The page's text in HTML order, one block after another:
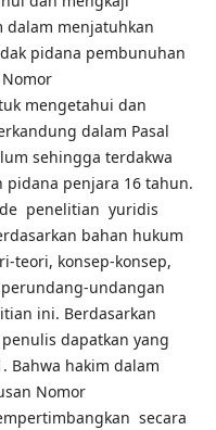
dalam menjatuhkan
pidana pembunuhan
mengetahui dan
dalam Pasal
sehingga terdakwa
penjara 16 tahun.
penelitian yuridis
bahan hukum
teori, konsep-konsep,
undangan
ini. Berdasarkan
dapatkan yang
Bahwa hakim dalam
Nomor
secara